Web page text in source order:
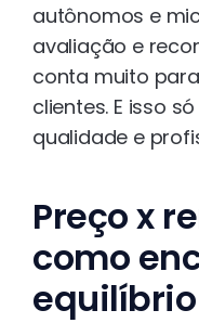
autônomos e
avaliação e
conta muito
clientes. E isso
qualidade e
Preço x
como
equilíbrio